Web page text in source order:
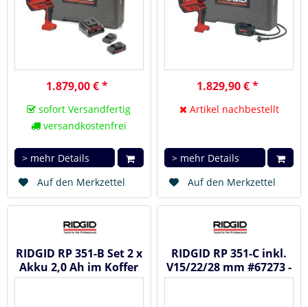
1.879,00 € *
sofort Versandfertig
versandkostenfrei
> mehr Details
Auf den Merkzettel
1.829,90 € *
Artikel nachbestellt
> mehr Details
Auf den Merkzettel
RIDGID RP 351-B Set 2 x
Akku 2,0 Ah im Koffer
inkl. V15/22/28 mm -...
RIDGID RP 351-C inkl.
V15/22/28 mm #67273 -
Akku Radialpresse /...